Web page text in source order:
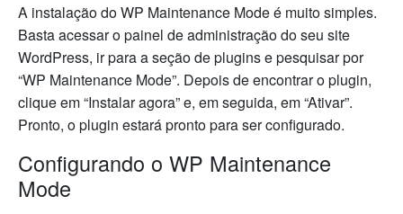
A instalação do WP Maintenance Mode é muito simples.
Basta acessar o painel de administração do seu site
WordPress, ir para a seção de plugins e pesquisar por
“WP Maintenance Mode”. Depois de encontrar o plugin,
clique em “Instalar agora” e, em seguida, em “Ativar”.
Pronto, o plugin estará pronto para ser configurado.
Configurando o WP Maintenance
Mode